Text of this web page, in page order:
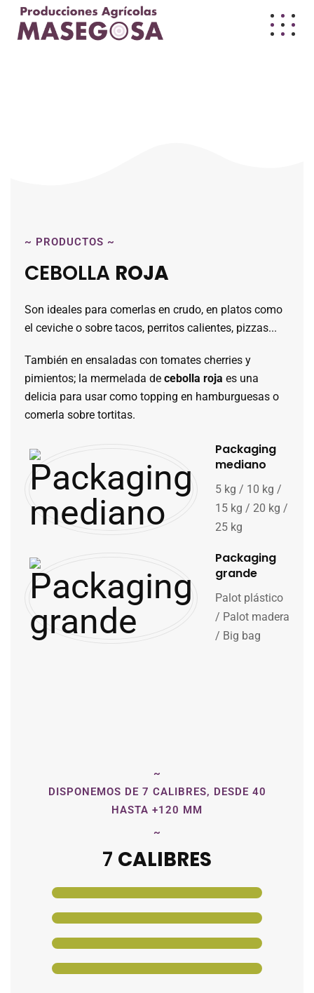
~ PRODUCTOS ~
AMARILLA
CEBOLLA ROJA
Son ideales para comerlas en crudo, en platos como
el ceviche o sobre tacos, perritos calientes, pizzas...
También en ensaladas con tomates cherries y
pimientos; la mermelada de cebolla roja es una
delicia para usar como topping en hamburguesas o
comerla sobre tortitas.
Packaging
mediano
5 kg / 10 kg /
15 kg / 20 kg /
25 kg
Packaging
grande
Palot plástico
/ Palot madera
/ Big bag
~
DISPONEMOS DE 7 CALIBRES, DESDE 40
HASTA +120 MM
~
AMARILLA
7 CALIBRES